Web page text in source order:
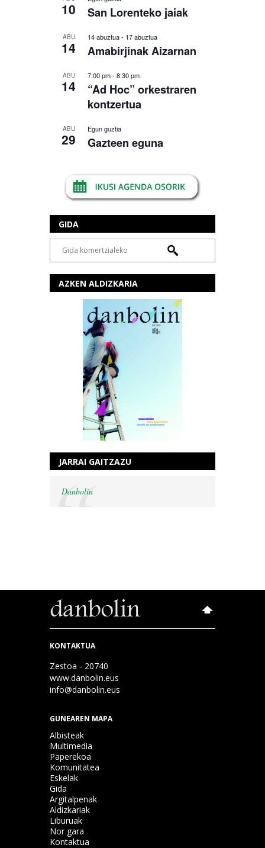
10 San Lorenteko jaiak
ABU
14
14 abuztua- 17 abuztua
Amabirjinak Aizarnan
ABU
14
7:00 pm- 8:30 pm
“Ad Hoc” orkestraren
kontzertua
ABU
29
Egun guztia
Gazteen eguna
GIDA
AZKEN ALDIZKARIA
JARRAI GAITZAZU
Danbolin
KONTAKTUA
Zestoa - 20740
www.danbolin.eus
info@danbolin.eus
GUNEAREN MAPA
Albisteak
Multimedia
Paperekoa
Komunitatea
Eskelak
Gida
Argitalpenak
Aldizkariak
Liburuak
Nor gara
Kontaktua